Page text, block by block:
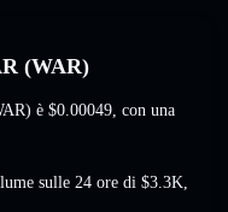
(WAR)
è $0.00049, con una
sulle 24 ore di $3.3K,